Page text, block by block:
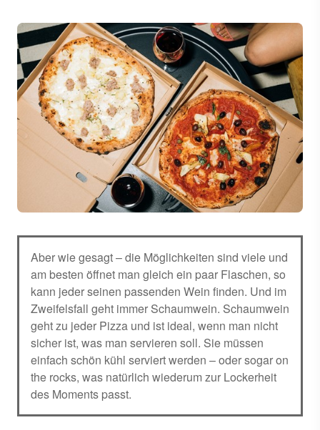
Aber wie gesagt – die Möglichkeiten sind viele und
am besten öffnet man gleich ein paar Flaschen, so
kann jeder seinen passenden Wein finden. Und im
Zweifelsfall geht immer Schaumwein. Schaumwein
geht zu jeder Pizza und ist ideal, wenn man nicht
sicher ist, was man servieren soll. Sie müssen
einfach schön kühl serviert werden – oder sogar on
the rocks, was natürlich wiederum zur Lockerheit
des Moments passt.